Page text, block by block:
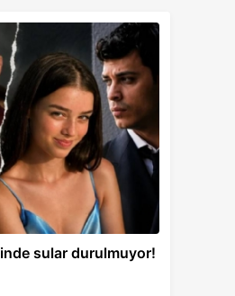
sular durulmuyor!